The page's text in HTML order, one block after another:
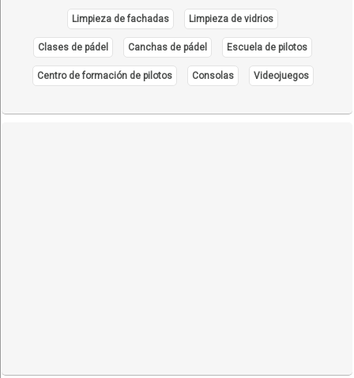
Limpieza de fachadas Limpieza de vidrios
Clases de pádel Canchas de pádel Escuela de pilotos
Centro de formación de pilotos Consolas Videojuegos